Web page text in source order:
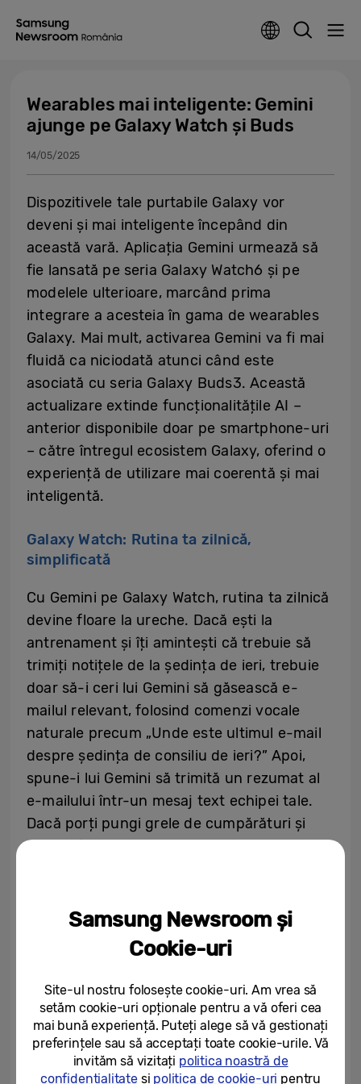
Wearables mai inteligente: Gemini
ajunge pe Galaxy Watch și Buds
14/05/2025
Dispozitivele tale purtabile Galaxy vor
deveni și mai inteligente începând din
această vară. Aplicația Gemini urmează să
fie lansată pe seria Galaxy Watch6 și pe
modelele ulterioare, marcând prima
integrare a acesteia în gama de wearables
Galaxy. Mai mult, activarea Gemini va fi mai
fluidă ca niciodată atunci când este
asociată cu seria Galaxy Buds3. Această
actualizare extinde funcționalitățile AI –
anterior disponibile doar pe smartphone-uri
– către întregul ecosistem Galaxy, oferind o
experiență de utilizare mai coerentă și mai
inteligentă.
Galaxy Watch: Rutina ta zilnică,
simplificată
Cu Gemini pe Galaxy Watch, rutina ta zilnică
devine floare la ureche. Dacă ești la
antrenament și îți amintești că trebuie să
trimiți notițele de la ședința de ieri, trebuie
doar să-i ceri lui Gemini să găsească e-
mailul relevant, folosind comenzi vocale
naturale precum „Unde este ultimul e-mail
despre ședința de consiliu de ieri?” Apoi,
spune-i lui Gemini să trimită un rezumat al
e-mailului într-un mesaj text echipei tale.
Dacă porți pungi grele de cumpărături și
vrei să faci o pauză, activează pur și simplu
fără să scoți telefonul din buzunar.
Samsung Newsroom și
Cookie-uri
Site-ul nostru folosește cookie-uri. Am vrea să
setăm cookie-uri opționale pentru a vă oferi cea
mai bună experiență. Puteți alege să vă gestionați
preferințele sau să acceptați toate cookie-urile. Vă
invităm să vizitați politica noastră de
confidențialitateși politica de cookie-uri pentru